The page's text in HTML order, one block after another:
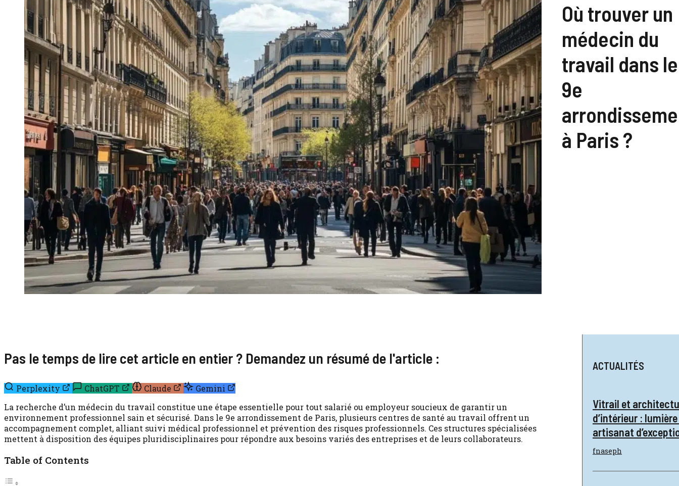
Où trouver un
médecin du
travail dans le
9e
à Paris ?
Pas le temps de lire cet article en entier ? Demandez un résumé de l'article :
Perplexity ChatGPT Claude
Gemini
La recherche d’un médecin du travail constitue une étape essentielle pour tout salarié ou employeur soucieux de garantir un
environnement professionnel sain et sécurisé. Dans le 9e arrondissement de Paris, plusieurs centres de santé au travail offrent un
accompagnement complet, alliant suivi médical professionnel et prévention des risques professionnels. Ces structures spécialisées
mettent à disposition des équipes pluridisciplinaires pour répondre aux besoins variés des entreprises et de leurs collaborateurs.
Table of Contents
ACTUALITÉS
Vitrail et
d’intérieur :
artisanat
fnaseph